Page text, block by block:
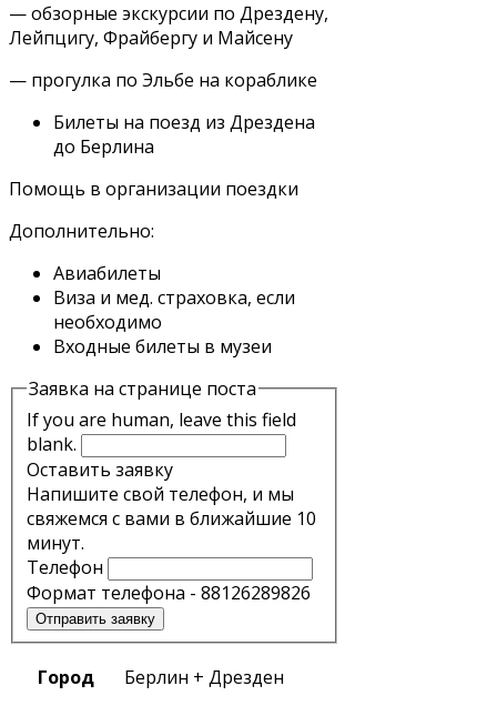
— обзорные экскурсии по Дрездену,
Лейпцигу, Фрайбергу и Майсену
— прогулка по Эльбе на кораблике
Билеты на поезд из Дрездена
до Берлина
Помощь в организации поездки
Дополнительно:
Авиабилеты
Виза и мед. страховка, если
необходимо
Входные билеты в музеи
Заявка на странице поста
If you are human, leave this field
blank.
Оставить заявку
Напишите свой телефон, и мы
свяжемся с вами в ближайшие 10
минут.
Телефон
Формат телефона - 88126289826
Отправить заявку
Город Берлин + Дрезден